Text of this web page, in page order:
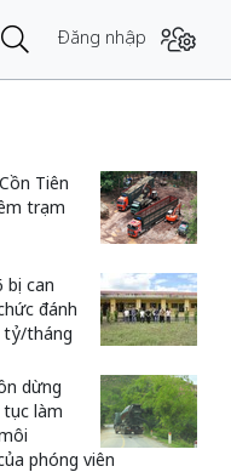
Đăng nhập
Tiên
trạm
bị can
đánh
tỷ/tháng
dừng
làm
phóng viên